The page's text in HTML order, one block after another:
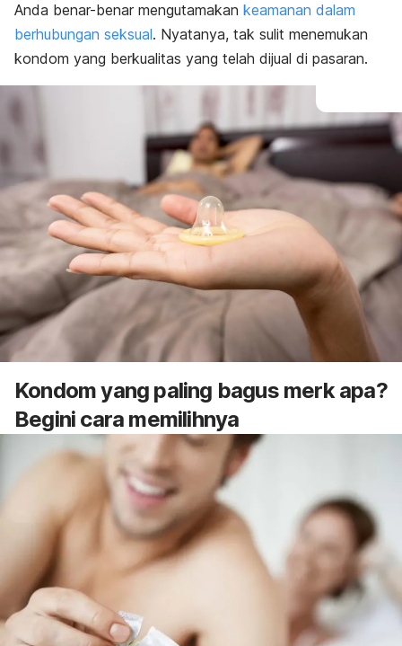
Anda benar-benar mengutamakan keamanan dalam
berhubungan seksual. Nyatanya, tak sulit menemukan
kondom yang berkualitas yang telah dijual di pasaran.
Kondom yang paling bagus merk apa?
Begini cara memilihnya